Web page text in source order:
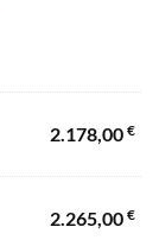
2.178,00 €
2.265,00 €